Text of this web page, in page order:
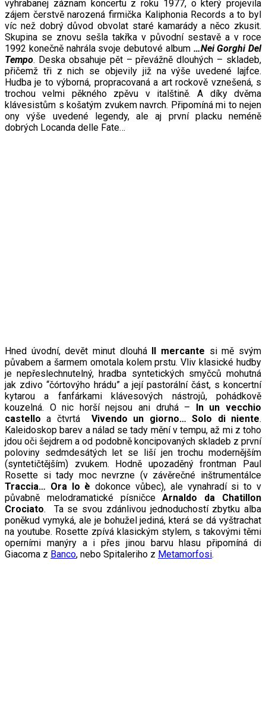
vyhrabanej záznam koncertu z roku 1977, o který projevila
zájem čerstvě narozená firmička Kaliphonia Records a to byl
víc než dobrý důvod obvolat staré kamarády a něco zkusit.
Skupina se znovu sešla takřka v původní sestavě a v roce
1992 konečně nahrála svoje debutové album …Nei Gorghi Del
Tempo. Deska obsahuje pět – převážně dlouhých – skladeb,
přičemž tři z nich se objevily již na výše uvedené lajfce.
Hudba je to výborná, propracovaná a art rockově vznešená, s
trochou velmi pěkného zpěvu v italštině. A díky dvěma
klávesistům s košatým zvukem navrch. Připomíná mi to nejen
ony výše uvedené legendy, ale aj první placku neméně
dobrých Locanda delle Fate…
Hned úvodní, devět minut dlouhá Il mercante si mě svým
půvabem a šarmem omotala kolem prstu. Vliv klasické hudby
je nepřeslechnutelný, hradba syntetických smyčců mohutná
jak zdivo “čórtovýho hrádu” a její pastorální část, s koncertní
kytarou a fanfárkami klávesových nástrojů, pohádkově
kouzelná. O nic horší nejsou ani druhá – In un vecchio
castello a čtvrtá Vivendo un giorno… Solo di niente.
Kaleidoskop barev a nálad se tady mění v tempu, až mi z toho
jdou oči šejdrem a od podobně koncipovaných skladeb z první
poloviny sedmdesátých let se liší jen trochu modernějším
(syntetičtějším) zvukem. Hodně upozaděný frontman Paul
Rosette si tady moc nevrzne (v závěrečné inštrumentálce
Traccia… Ora lo è dokonce vůbec), ale vynahradí si to v
půvabně melodramatické písničceArnaldo da Chatillon
Crociato. Ta se svou zdánlivou jednoduchostí zbytku alba
poněkud vymyká, ale je bohužel jediná, která se dá vyštrachat
na youtube. Rosette zpívá klasickým stylem, s takovými těmi
operními manýry a i přes jinou barvu hlasu připomíná di
Giacoma z Banco, nebo Spitaleriho z Metamorfosi.